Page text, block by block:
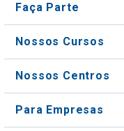
Faça Parte
Nossos Cursos
Nossos Centros
Para Empresas